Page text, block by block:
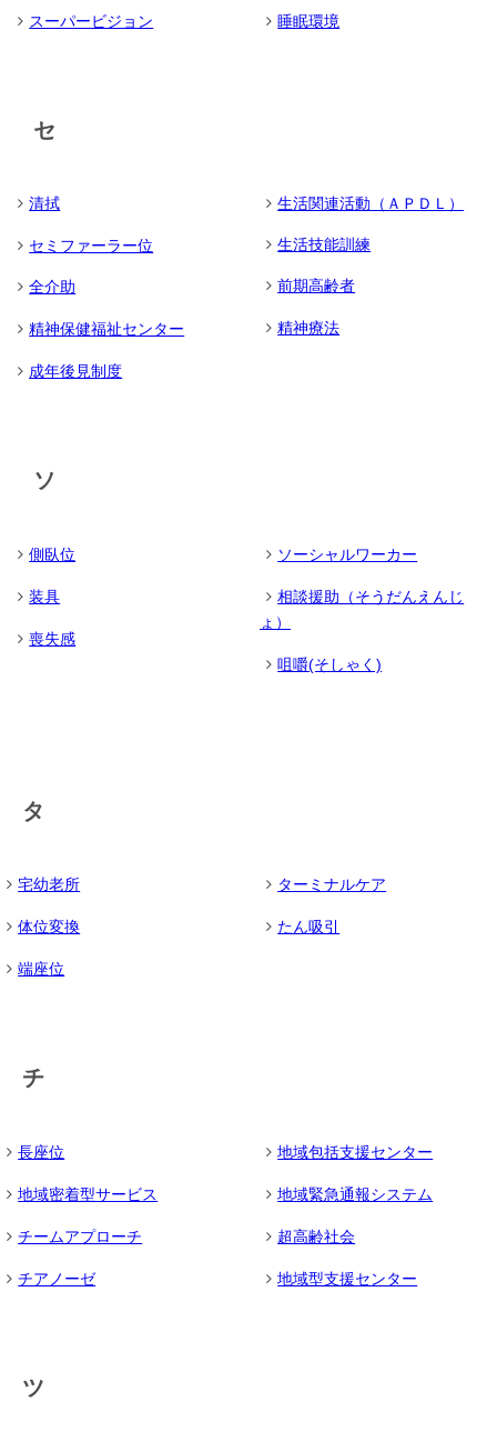
スーパービジョン 睡眠環境
セ
清拭
セミファーラー位
全介助
精神保健福祉センター
成年後見制度
生活関連活動（ＡＰＤＬ）
生活技能訓練
前期高齢者
精神療法
ソ
側臥位
装具
喪失感
ソーシャルワーカー
相談援助（そうだんえんじ
ょ）
咀嚼(そしゃく)
タ
宅幼老所
体位変換
端座位
ターミナルケア
たん吸引
チ
長座位
地域密着型サービス
チームアプローチ
チアノーゼ
地域包括支援センター
地域緊急通報システム
超高齢社会
地域型支援センター
ツ